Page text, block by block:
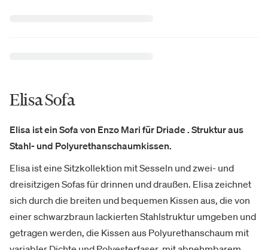
Elisa Sofa
Elisa ist ein Sofa von Enzo Mari für Driade . Struktur aus
Stahl- und Polyurethanschaumkissen.
Elisa ist eine Sitzkollektion mit Sesseln und zwei- und
dreisitzigen Sofas für drinnen und draußen. Elisa zeichnet
sich durch die breiten und bequemen Kissen aus, die von
einer schwarzbraun lackierten Stahlstruktur umgeben und
getragen werden, die Kissen aus Polyurethanschaum mit